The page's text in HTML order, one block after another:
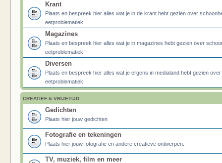
Krant
Plaats en bespreek hier alles wat je in de krant hebt gezien over
eetproblematiek
Magazines
Plaats en bespreek hier alles wat je in magazines hebt gezien over
eetproblematiek
Diversen
Plaats en bespreek hier alles wat je ergens in medialand hebt gezien
eetproblematiek
CREATIEF & VRIJETIJD
Gedichten
Plaats hier jouw gedichten
Fotografie en tekeningen
Plaats hier jouw fotografie en andere creatieve ontwerpen.
TV, muziek, film en meer